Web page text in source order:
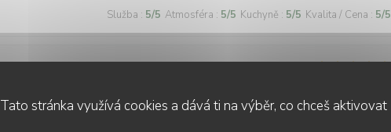
Tato stránka využívá cookies a dává ti na výběr, co chceš aktivovat
Služba : 5/5 Atmosféra : 5/5 Kuchyně : 5/5 Kvalita / Cena : 5/5